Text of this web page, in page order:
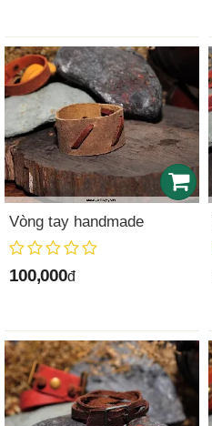
Vòng tay handmade
100,000đ